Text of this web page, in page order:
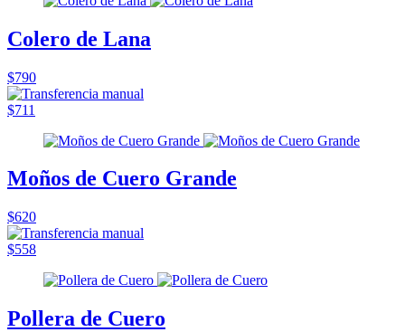
Colero de Lana
$790
$711
Moños de Cuero Grande
$620
$558
Pollera de Cuero